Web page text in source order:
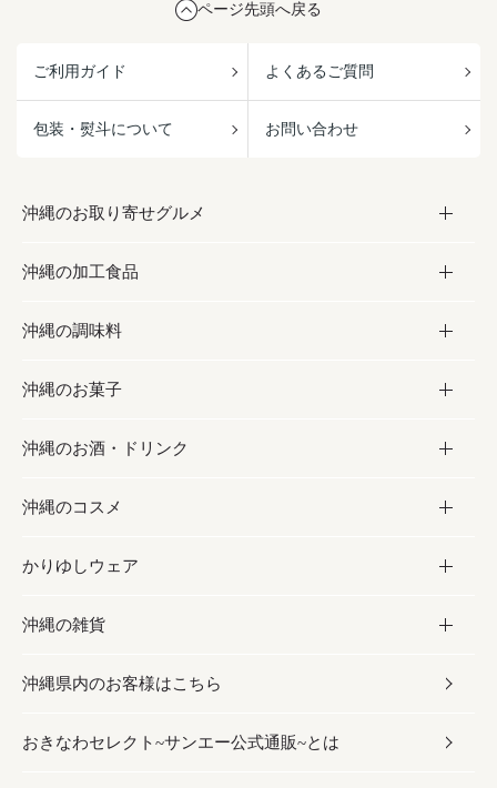
ページ先頭へ戻る
ご利用ガイド よくあるご質問
包装・熨斗について お問い合わせ
沖縄のお取り寄せグルメ
お取り寄せグルメ
フルーツ・野菜
お肉
海産物
沖縄の加工食品
加工食品
缶詰／パウチ
沖縄料理
沖縄そば／乾麺
レトルト食品
乾物／粉類
沖縄の調味料
調味料
砂糖／黒砂糖
塩
お酢／ドレッシング
しょうゆ
みそ
だし／スパイス／島唐辛子
沖縄のお菓子
お菓子
黒糖
ちんすこう
伝統菓子
スナック
おつまみ
沖縄のお酒・ドリンク
お酒・ドリンク
泡盛
ビール・チューハイ
ワイン・ウィスキー・カクテル
ドリンク
沖縄のコスメ
コスメ
スキンケア
ボディケア
ヘアケア
かりゆしウェア
かりゆしウェア
メンズ
レディース
沖縄の雑貨
雑貨
沖縄ファッション
沖縄県内のお客様はこちら
おきなわセレクト~サンエー公式通販~とは